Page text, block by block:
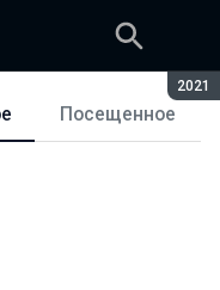
2021
Посещенное